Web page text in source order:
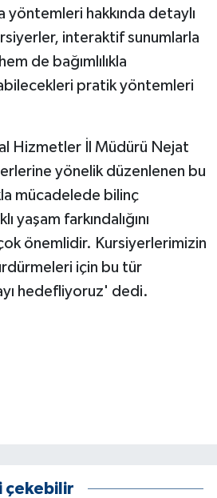
yöntemleri hakkında detaylı
interaktif sunumlarla
de bağımlılıkla
pratik yöntemleri
Hizmetler İl Müdürü Nejat
yönelik düzenlenen bu
mücadelede bilinç
yaşam farkındalığını
çok önemlidir. Kursiyerlerimizin
için bu tür
hedefliyoruz' dedi.
çekebilir